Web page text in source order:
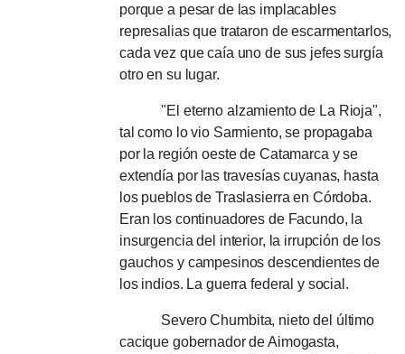
porque a pesar de las implacables
represalias que trataron de escarmentarlos,
cada vez que caía uno de sus jefes surgía
otro en su lugar.
"El eterno alzamiento de La Rioja",
tal como lo vio Sarmiento, se propagaba
por la región oeste de Catamarca y se
extendía por las travesías cuyanas, hasta
los pueblos de Traslasierra en Córdoba.
Eran los continuadores de Facundo, la
insurgencia del interior, la irrupción de los
gauchos y campesinos descendientes de
los indios. La guerra federal y social.
Severo Chumbita, nieto del último
cacique gobernador de Aimogasta,